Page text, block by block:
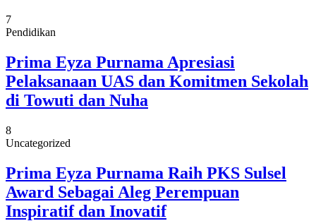
7
Pendidikan
Prima Eyza Purnama Apresiasi
Pelaksanaan UAS dan Komitmen Sekolah
di Towuti dan Nuha
8
Uncategorized
Prima Eyza Purnama Raih PKS Sulsel
Award Sebagai Aleg Perempuan
Inspiratif dan Inovatif